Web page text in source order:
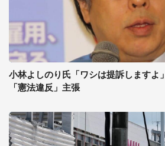
小林よしのり氏「ワシは提訴しますよ
「憲法違反」主張